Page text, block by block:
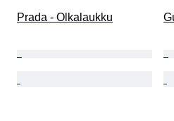
Prada - Olkalaukku